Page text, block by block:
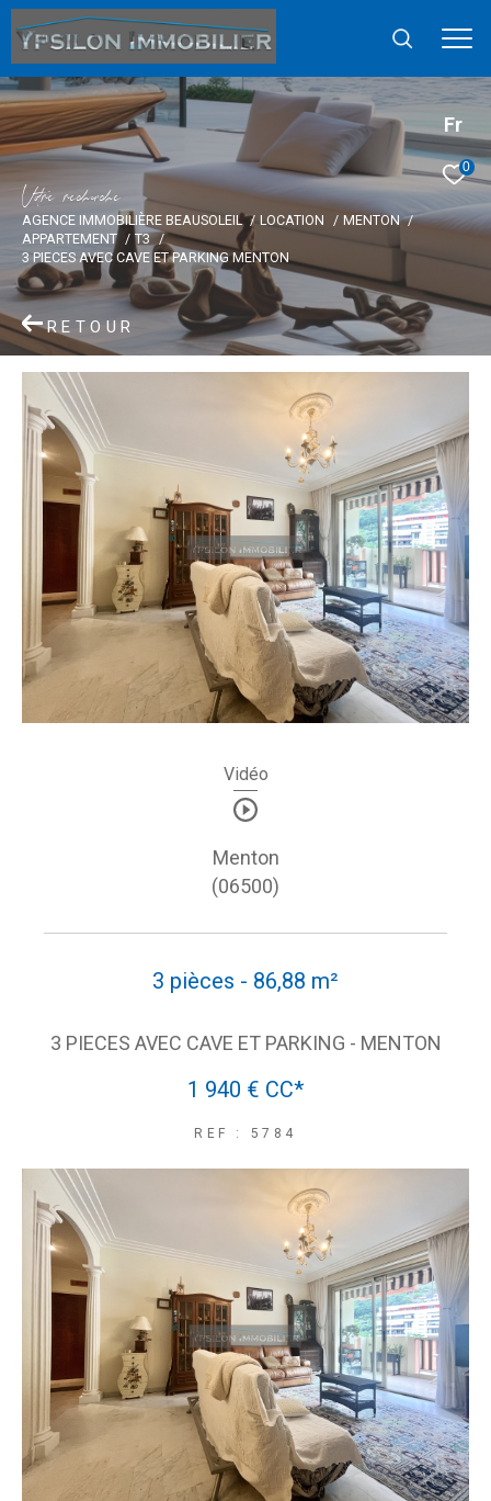
Fr
0
Vore recece
AGENCE IMMOBILIÈRE BEAUSOLEIL LOCATION
MENTON
APPARTEMENT
T3
3 PIECES AVEC CAVE ET PARKING MENTON
RETOUR
Vidéo
Menton
(06500)
3 pièces - 86,88 m²
3 PIECES AVEC CAVE ET PARKING - MENTON
1 940 € CC*
REF : 5784